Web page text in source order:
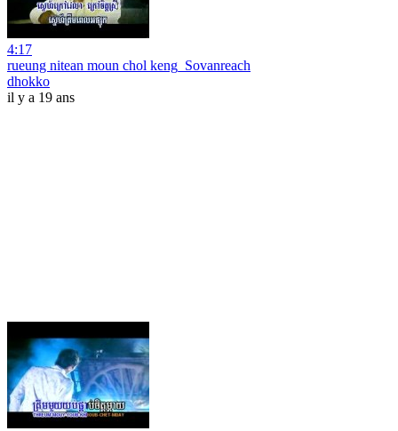
4:17
rueung nitean moun chol keng_Sovanreach
dhokko
il y a 19 ans